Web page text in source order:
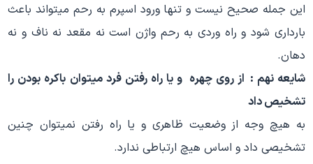
این جمله صحیح نیست و تنها ورود اسپرم به رحم میتواند باعث
بارداری شود و راه وردی به رحم واژن است نه مقعد نه ناف و نه
دهان.
شایعه نهم : از روی چهره و یا راه رفتن فرد میتوان باکره بودن را
تشخیص داد
به هیچ وجه از وضعیت ظاهری و یا راه رفتن نمیتوان چنین
تشخیصی داد و اساس هیچ ارتباطی ندارد.